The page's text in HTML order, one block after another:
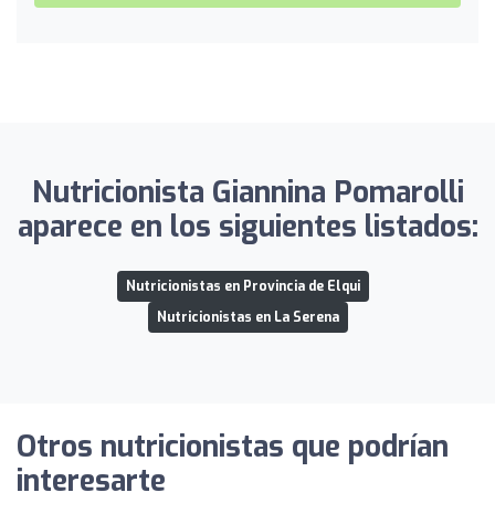
Nutricionista Giannina Pomarolli
aparece en los siguientes listados:
Nutricionistas en Provincia de Elqui
Nutricionistas en La Serena
Otros nutricionistas que podrían
interesarte